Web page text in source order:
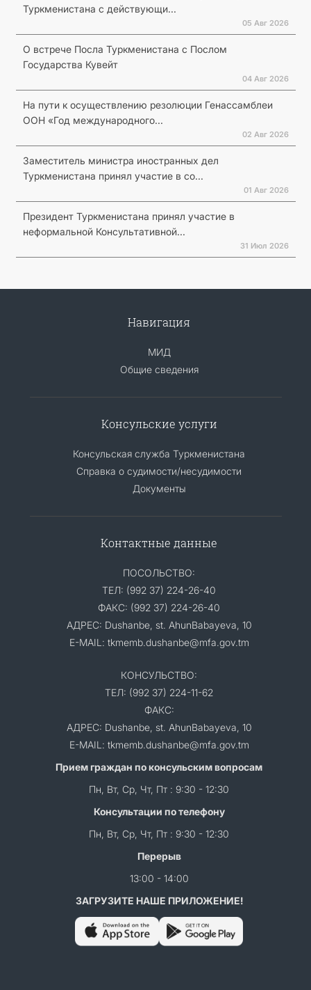
Туркменистана с действующи...
05 Авг 2026
О встрече Посла Туркменистана с Послом
Государства Кувейт
04 Авг 2026
На пути к осуществлению резолюции Генассамблеи
ООН «Год международного...
02 Авг 2026
Заместитель министра иностранных дел
Туркменистана принял участие в со...
01 Авг 2026
Президент Туркменистана принял участие в
неформальной Консультативной...
31 Июл 2026
Навигация
МИД
Общие сведения
Консульские услуги
Консульская служба Туркменистана
Справка о судимости/несудимости
Документы
Контактные данные
ПОСОЛЬСТВО:
ТЕЛ: (992 37) 224-26-40
ФАКС: (992 37) 224-26-40
АДРЕС: Dushanbe, st. AhunBabayeva, 10
E-MAIL: tkmemb.dushanbe@mfa.gov.tm
КОНСУЛЬСТВО:
ТЕЛ: (992 37) 224-11-62
ФАКС:
АДРЕС: Dushanbe, st. AhunBabayeva, 10
E-MAIL: tkmemb.dushanbe@mfa.gov.tm
Прием граждан по консульским вопросам
Пн, Вт, Ср, Чт, Пт : 9:30 - 12:30
Консультации по телефону
Пн, Вт, Ср, Чт, Пт : 9:30 - 12:30
Перерыв
13:00 - 14:00
ЗАГРУЗИТЕ НАШЕ ПРИЛОЖЕНИЕ!